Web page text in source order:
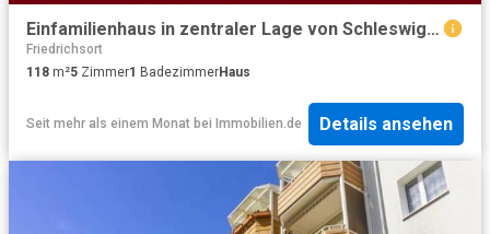
Einfamilienhaus in zentraler Lage von Schleswig – modernisiert, bezugsfrei
Friedrichsort
118 m²5 Zimmer1 BadezimmerHaus
Seit mehr als einem Monat bei Immobilien.de Details ansehen